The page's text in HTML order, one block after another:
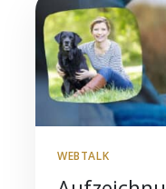
WEBTALK